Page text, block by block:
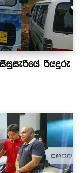
රියදුරු